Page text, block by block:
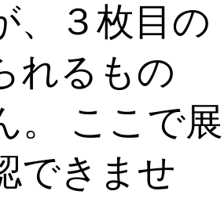
、３枚目の
れるもの
。 ここで展
できませ